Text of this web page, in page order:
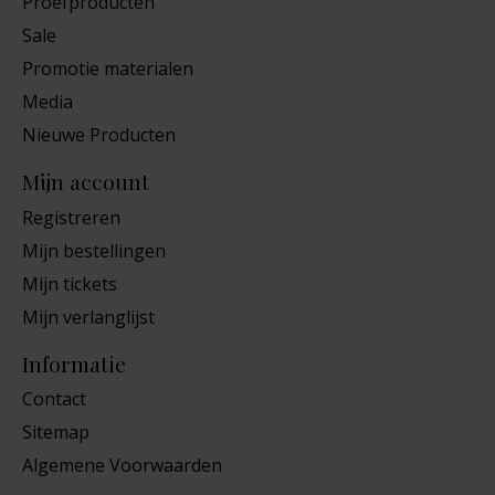
Sale
Promotie materialen
Media
Nieuwe Producten
Mijn account
Registreren
Mijn bestellingen
Mijn tickets
Mijn verlanglijst
Informatie
Contact
Sitemap
Algemene Voorwaarden